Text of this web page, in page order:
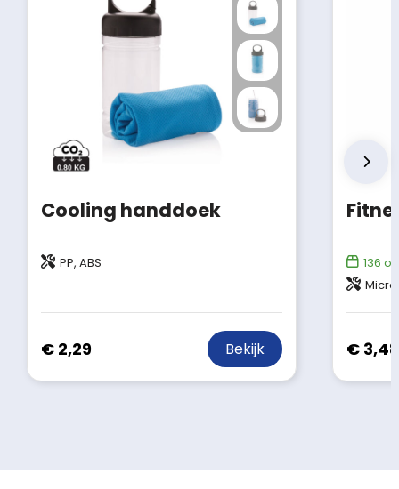
Cooling handdoek
PP, ABS
€ 2,29 Bekijk
136
€ 3,48